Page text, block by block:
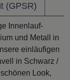
(GPSR)
Innenlauf-
und Metall in
einläufigen
in Schwarz /
Look,